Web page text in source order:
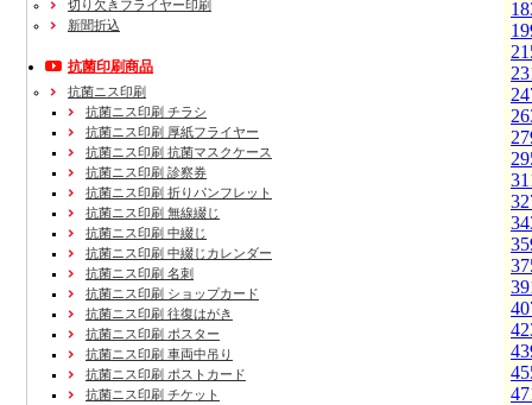
切り欠きフライヤー印刷
新聞折込
抗菌印刷商品
抗菌ニス印刷
抗菌ニス印刷 チラシ
抗菌ニス印刷 厚紙フライヤー
抗菌ニス印刷 抗菌マスクケース
抗菌ニス印刷 診察券
抗菌ニス印刷 折りパンフレット
抗菌ニス印刷 無線綴じ
抗菌ニス印刷 中綴じ
抗菌ニス印刷 中綴じカレンダー
抗菌ニス印刷 名刺
抗菌ニス印刷 ショップカード
抗菌ニス印刷 往復はがき
抗菌ニス印刷 ポスター
抗菌ニス印刷 車両中吊り
抗菌ニス印刷 ポストカード
抗菌ニス印刷 チケット